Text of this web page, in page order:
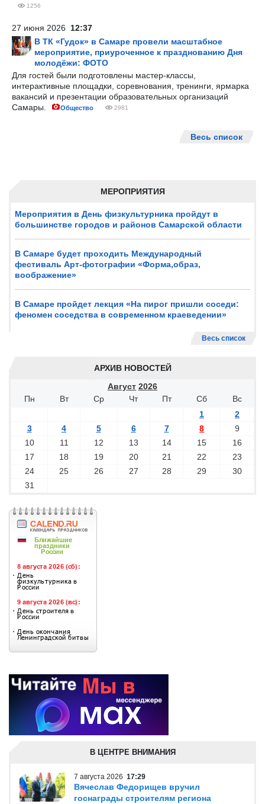
МЕРОПРИЯТИЯ
Мероприятия в День физкультурника пройдут в
большинстве городов и районов Самарской области
В Самаре будет проходить Международный
фестиваль Арт-фотографии «Форма,образ,
воображение»
В Самаре пройдет лекция «На пирог пришли соседи:
феномен соседства в современном краеведении»
Весь список
АРХИВ НОВОСТЕЙ
Август 2026
Пн
Вт Ср Чт Пт Сб
Вс
1
2
3
4 5 6 7 8
9
10
11 12 13 14 15
16
17
18 19 20 21 22
23
24
25 26 27 28 29
30
31
1256
27 июня 2026 12:37
В ТК «Гудок» в Самаре провели масштабное
мероприятие, приуроченное к празднованию Дня
молодёжи: ФОТО
Для гостей были подготовлены мастер-классы,
интерактивные площадки, соревнования, тренинги, ярмарка
вакансий и презентации образовательных организаций
Самары.
Общество 2981
Весь список
В ЦЕНТРЕ ВНИМАНИЯ
7 августа 2026 17:29
Вячеслав Федорищев вручил
госнаграды строителям региона